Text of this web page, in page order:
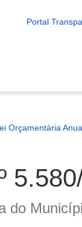
Portal
Orçamentária
do